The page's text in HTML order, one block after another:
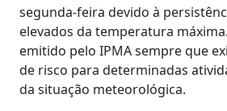
segunda-feira devido à
elevados da temperatura
emitido pelo IPMA sempre que
de risco para determinadas
da situação meteorológica.